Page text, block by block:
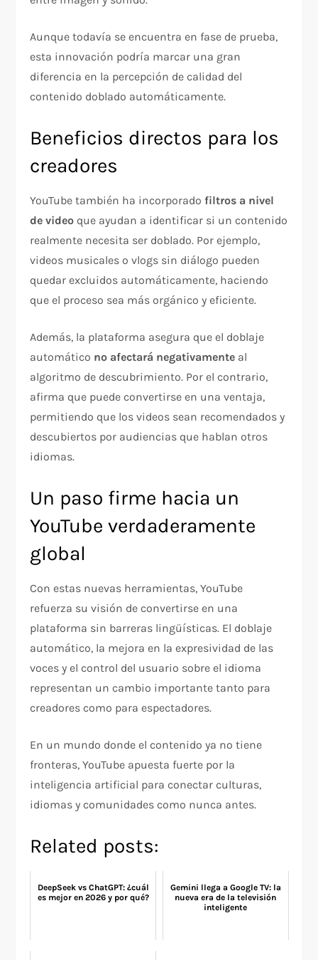
Aunque todavía se encuentra en fase de prueba,
esta innovación podría marcar una gran
diferencia en la percepción de calidad del
contenido doblado automáticamente.
Beneficios directos para los
creadores
YouTube también ha incorporadofiltros a nivel
de video que ayudan a identificar si un contenido
realmente necesita ser doblado. Por ejemplo,
videos musicales o vlogs sin diálogo pueden
quedar excluidos automáticamente, haciendo
que el proceso sea más orgánico y eficiente.
Además, la plataforma asegura que el doblaje
automático no afectará negativamente al
algoritmo de descubrimiento. Por el contrario,
afirma que puede convertirse en una ventaja,
permitiendo que los videos sean recomendados y
descubiertos por audiencias que hablan otros
idiomas.
Un paso firme hacia un
YouTube verdaderamente
global
Con estas nuevas herramientas, YouTube
refuerza su visión de convertirse en una
plataforma sin barreras lingüísticas. El doblaje
automático, la mejora en la expresividad de las
voces y el control del usuario sobre el idioma
representan un cambio importante tanto para
creadores como para espectadores.
En un mundo donde el contenido ya no tiene
fronteras, YouTube apuesta fuerte por la
inteligencia artificial para conectar culturas,
idiomas y comunidades como nunca antes.
Related posts:
DeepSeek vs ChatGPT: ¿cuál
es mejor en 2026 y por qué?
Gemini llega a Google TV: la
nueva era de la televisión
inteligente